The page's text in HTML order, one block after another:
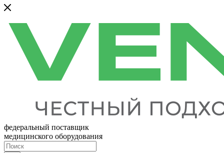
федеральный поставщик
медицинского оборудования